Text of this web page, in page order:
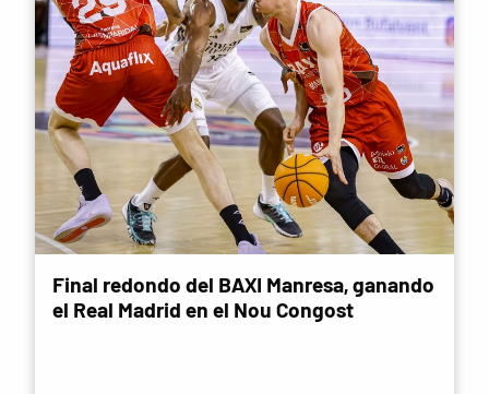
Final redondo del BAXI Manresa, ganando
el Real Madrid en el Nou Congost